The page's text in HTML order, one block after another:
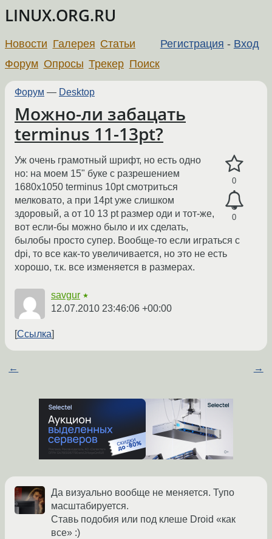
LINUX.ORG.RU
Регистрация - Вход
Новости Галерея Статьи
Форум Опросы Трекер Поиск
Форум — Desktop
Можно-ли забацать
terminus 11-13pt?
0
0
Уж очень грамотный шрифт, но есть одно
но: на моем 15" буке с разрешением
1680x1050 terminus 10pt смотриться
мелковато, а при 14pt уже слишком
здоровый, а от 10 13 pt размер оди и тот-же,
вот если-бы можно было и их сделать,
былобы просто супер. Вообще-то если играться с
dpi, то все как-то увеличивается, но это не есть
хорошо, т.к. все изменяется в размерах.
savgur ★
12.07.2010 23:46:06 +00:00
Ссылка
← →
Да визуально вообще не меняется. Тупо
масштабируется.
Ставь подобия или под клеше Droid «как
все» :)